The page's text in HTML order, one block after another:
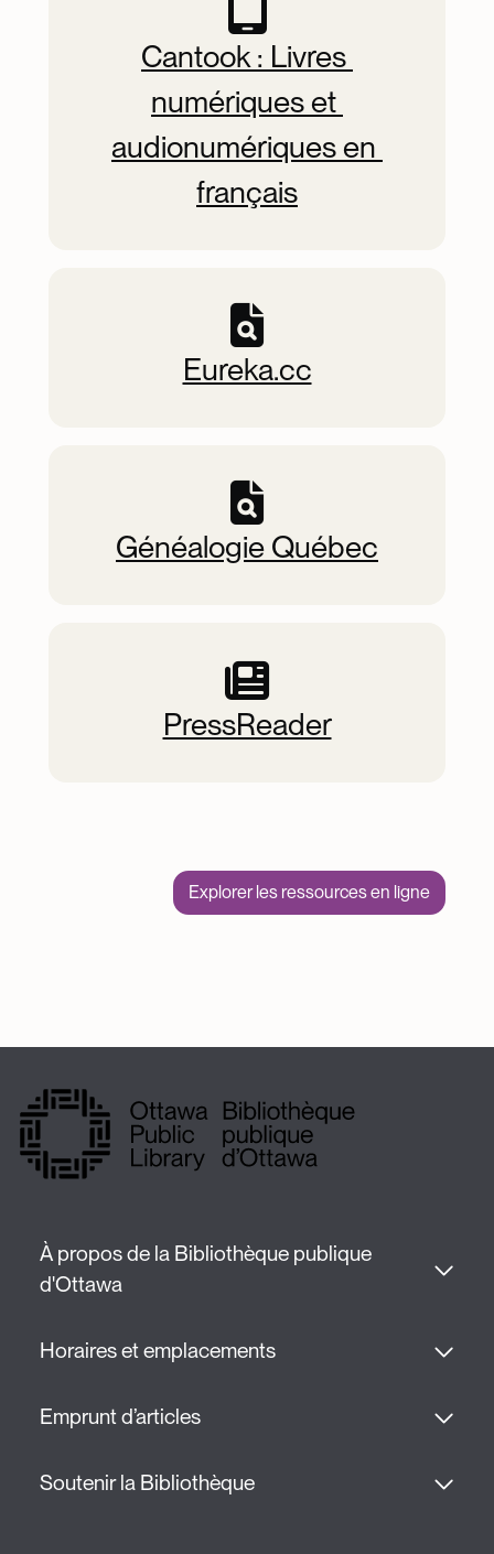
Cantook : Livres
numériques et
audionumériques en
français
Eureka.cc
Généalogie Québec
PressReader
Explorer les ressources en ligne
À propos de la Bibliothèque publique
d'Ottawa
Horaires et emplacements
Emprunt d’articles
Soutenir la Bibliothèque